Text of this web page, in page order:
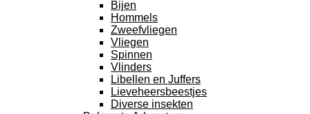
Bijen
Hommels
Zweefvliegen
Vliegen
Spinnen
Vlinders
Libellen en Juffers
Lieveheersbeestjes
Diverse insekten